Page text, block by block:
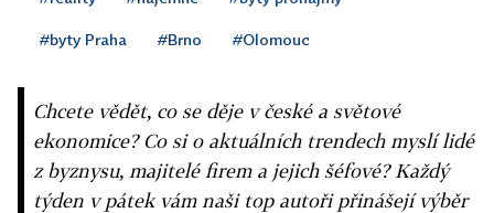
#byty Praha #Brno #Olomouc
Chcete vědět, co se děje v české a světové
ekonomice? Co si o aktuálních trendech myslí lidé
z byznysu, majitelé firem a jejich šéfové? Každý
týden v pátek vám naši top autoři přinášejí výběr